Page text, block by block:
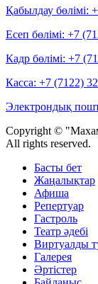
Қабылдау бөлімі:
Есеп бөлімі: +7
Кадр бөлімі: +7
Касса: +7 (7122)
Электрондық
Copyright ©
All rights reserved.
Басты бет
Жаңалықтар
Афиша
Репертуар
Гастроль
Театр әдебі
Виртуалды
Галерея
Әртістер